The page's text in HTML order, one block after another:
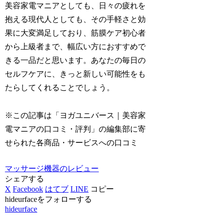
美容家電マニアとしても、日々の疲れを
抱える現代人としても、その手軽さと効
果に大変満足しており、筋膜ケア初心者
から上級者まで、幅広い方におすすめで
きる一品だと思います。あなたの毎日の
セルフケアに、きっと新しい可能性をも
たらしてくれることでしょう。
※この記事は「ヨガユニバース｜美容家
電マニアの口コミ・評判」の編集部に寄
せられた各商品・サービスへの口コミ
マッサージ機器のレビュー
シェアする
X Facebook はてブ LINE コピー
hideurfaceをフォローする
hideurface